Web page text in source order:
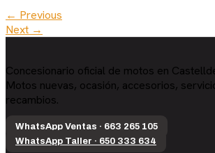
← Previous
Next →
Concesionario oficial de motos en
Motos nuevas, ocasión, accesorios,
recambios.
WhatsApp Ventas · 663 265 105
WhatsApp Taller · 650 333 634